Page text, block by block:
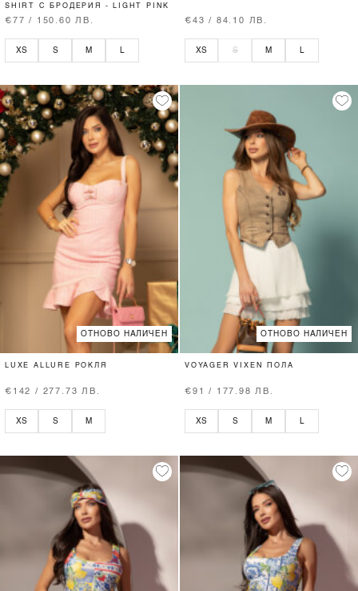
SHIRT С БРОДЕРИЯ - LIGHT PINK
€77 / 150.60 ЛВ.
XS S M L
€43 / 84.10 ЛВ.
XS S M L
ОТНОВО НАЛИЧЕН
LUXE ALLURE РОКЛЯ
€142 / 277.73 ЛВ.
XS S M
ОТНОВО НАЛИЧЕН
VOYAGER VIXEN ПОЛА
€91 / 177.98 ЛВ.
XS S M